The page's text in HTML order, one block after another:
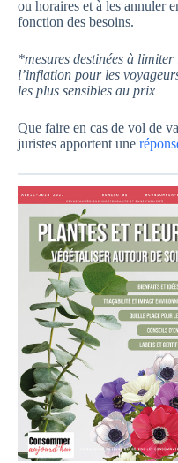
ou horaires et à les annuler
fonction des besoins.
*mesures destinées à
l’inflation pour les
les plus sensibles au prix
Que faire en cas de vol de
juristes apportent une